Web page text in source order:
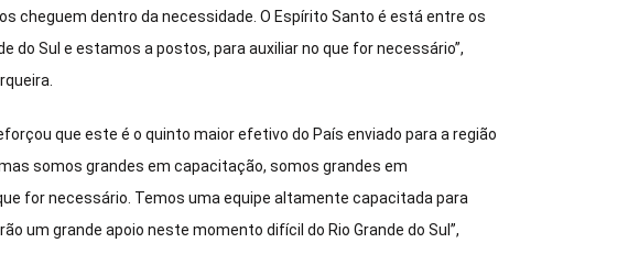
cheguem dentro da necessidade. O Espírito Santo é está entre os
do Sul e estamos a postos, para auxiliar no que for necessário”,
que este é o quinto maior efetivo do País enviado para a região
somos grandes em capacitação, somos grandes em
for necessário. Temos uma equipe altamente capacitada para
um grande apoio neste momento difícil do Rio Grande do Sul”,